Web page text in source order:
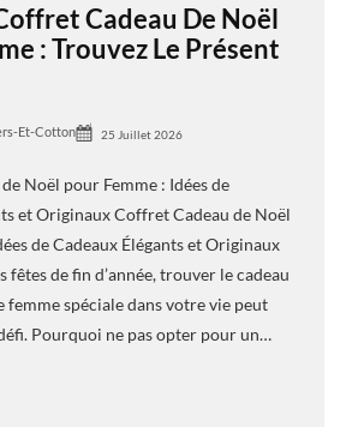
Cadeau De Noël
: Trouvez Le Présent
Et-Cotton 25 Juillet 2026
Noël pour Femme : Idées de
et Originaux Coffret Cadeau de Noël
de Cadeaux Élégants et Originaux
fêtes de fin d’année, trouver le cadeau
spéciale dans votre vie peut
Pourquoi ne pas opter pour un…